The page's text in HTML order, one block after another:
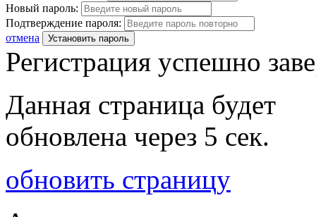
Новый пароль:
Подтверждение пароля:
отмена
Установить пароль
Регистрация успешно
Данная страница будет
обновлена через 5 сек.
обновить страницу